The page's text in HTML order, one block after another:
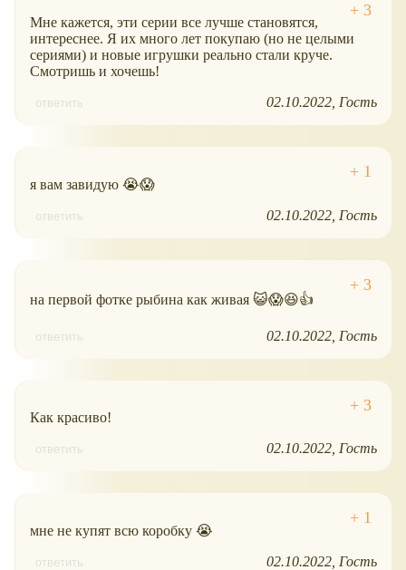
Мне кажется, эти серии все лучше становятся,
интереснее. Я их много лет покупаю (но не целыми
сериями) и новые игрушки реально стали круче.
Смотришь и хочешь!
ответить 02.10.2022 Гость
я вам завидую 😭😱
ответить 02.10.2022 Гость
на первой фотке рыбина как живая 😺😱😆👍
ответить 02.10.2022 Гость
Как красиво!
ответить 02.10.2022 Гость
мне не купят всю коробку 😭
ответить 02.10.2022 Гость